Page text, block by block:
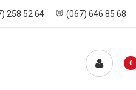
258 52 64 (067) 646 85 68
0